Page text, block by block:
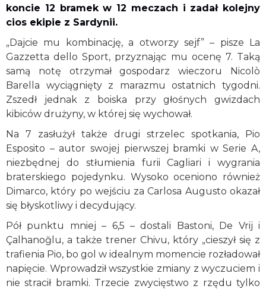
koncie 12 bramek w 12 meczach i zadał kolejny
cios ekipie z Sardynii.
„Dajcie mu kombinację, a otworzy sejf” – pisze La
Gazzetta dello Sport, przyznając mu ocenę 7. Taką
samą notę otrzymał gospodarz wieczoru Nicolò
Barella wyciągnięty z marazmu ostatnich tygodni.
Zszedł jednak z boiska przy głośnych gwizdach
kibiców drużyny, w której się wychował.
Na 7 zasłużył także drugi strzelec spotkania, Pio
Esposito – autor swojej pierwszej bramki w Serie A,
niezbędnej do stłumienia furii Cagliari i wygrania
braterskiego pojedynku. Wysoko oceniono również
Dimarco, który po wejściu za Carlosa Augusto okazał
się błyskotliwy i decydujący.
Pół punktu mniej – 6,5 – dostali Bastoni, De Vrij i
Çalhanoğlu, a także trener Chivu, który „cieszył się z
trafienia Pio, bo gol w idealnym momencie rozładował
napięcie. Wprowadził wszystkie zmiany z wyczuciem i
nie stracił bramki. Trzecie zwycięstwo z rzędu tylko